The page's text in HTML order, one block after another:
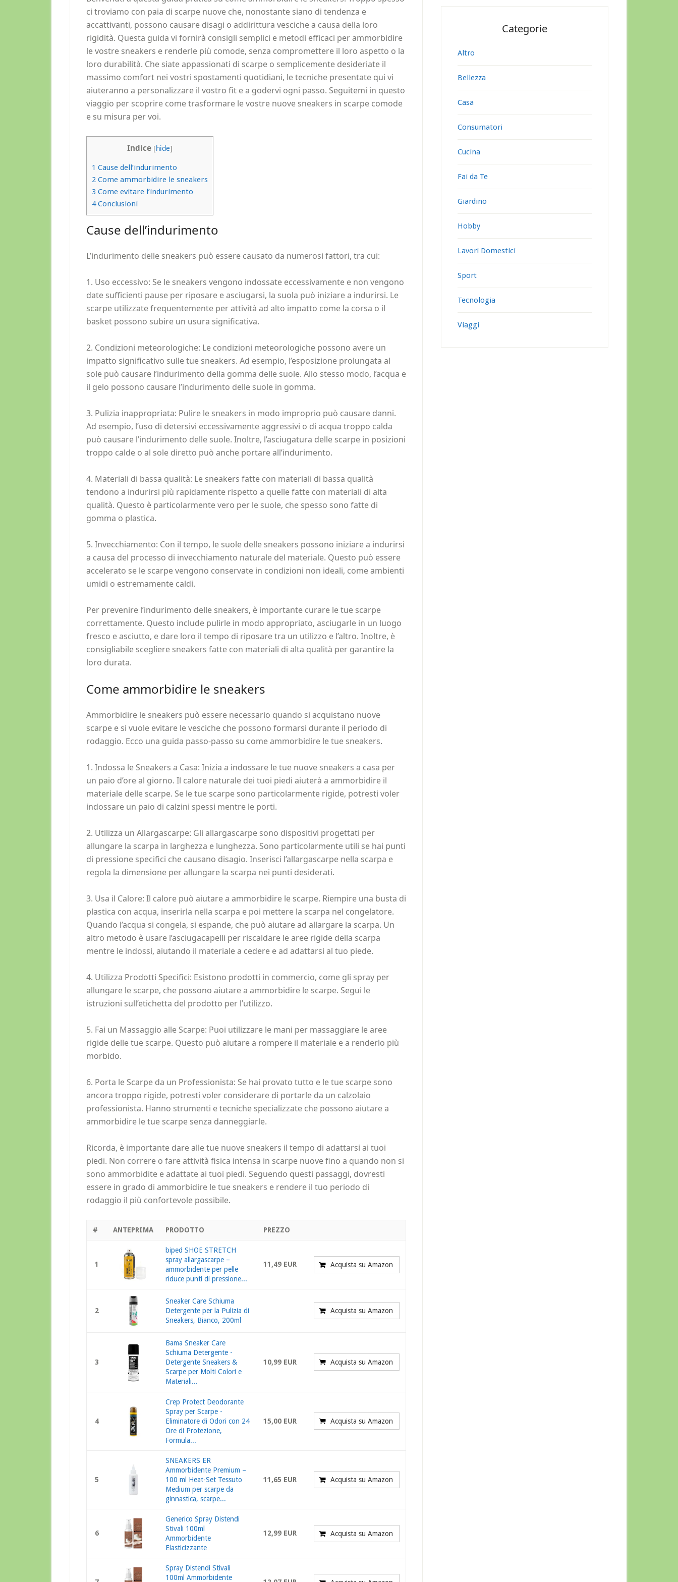
ci troviamo con paia di scarpe nuove che, nonostante siano di tendenza e
accattivanti, possono causare disagi o addirittura vesciche a causa della loro
rigidità. Questa guida vi fornirà consigli semplici e metodi efficaci per ammorbidire
le vostre sneakers e renderle più comode, senza compromettere il loro aspetto o la
loro durabilità. Che siate appassionati di scarpe o semplicemente desideriate il
massimo comfort nei vostri spostamenti quotidiani, le tecniche presentate qui vi
aiuteranno a personalizzare il vostro fit e a godervi ogni passo. Seguitemi in questo
viaggio per scoprire come trasformare le vostre nuove sneakers in scarpe comode
e su misura per voi.
Indice [hide]
1 Cause dell’indurimento
2 Come ammorbidire le sneakers
3 Come evitare l’indurimento
4Conclusioni
Cause dell’indurimento
L’indurimento delle sneakers può essere causato da numerosi fattori, tra cui:
1. Uso eccessivo: Se le sneakers vengono indossate eccessivamente e non vengono
date sufficienti pause per riposare e asciugarsi, la suola può iniziare a indurirsi. Le
scarpe utilizzate frequentemente per attività ad alto impatto come la corsa o il
basket possono subire un usura significativa.
2. Condizioni meteorologiche: Le condizioni meteorologiche possono avere un
impatto significativo sulle tue sneakers. Ad esempio, l’esposizione prolungata al
sole può causare l’indurimento della gomma delle suole. Allo stesso modo, l’acqua e
il gelo possono causare l’indurimento delle suole in gomma.
3. Pulizia inappropriata: Pulire le sneakers in modo improprio può causare danni.
Ad esempio, l’uso di detersivi eccessivamente aggressivi o di acqua troppo calda
può causare l’indurimento delle suole. Inoltre, l’asciugatura delle scarpe in posizioni
troppo calde o al sole diretto può anche portare all’indurimento.
4. Materiali di bassa qualità: Le sneakers fatte con materiali di bassa qualità
tendono a indurirsi più rapidamente rispetto a quelle fatte con materiali di alta
qualità. Questo è particolarmente vero per le suole, che spesso sono fatte di
gomma o plastica.
5. Invecchiamento: Con il tempo, le suole delle sneakers possono iniziare a indurirsi
a causa del processo di invecchiamento naturale del materiale. Questo può essere
accelerato se le scarpe vengono conservate in condizioni non ideali, come ambienti
umidi o estremamente caldi.
Per prevenire l’indurimento delle sneakers, è importante curare le tue scarpe
correttamente. Questo include pulirle in modo appropriato, asciugarle in un luogo
fresco e asciutto, e dare loro il tempo di riposare tra un utilizzo e l’altro. Inoltre, è
consigliabile scegliere sneakers fatte con materiali di alta qualità per garantire la
loro durata.
Come ammorbidire le sneakers
Ammorbidire le sneakers può essere necessario quando si acquistano nuove
scarpe e si vuole evitare le vesciche che possono formarsi durante il periodo di
rodaggio. Ecco una guida passo-passo su come ammorbidire le tue sneakers.
1. Indossa le Sneakers a Casa: Inizia a indossare le tue nuove sneakers a casa per
un paio d’ore al giorno. Il calore naturale dei tuoi piedi aiuterà a ammorbidire il
materiale delle scarpe. Se le tue scarpe sono particolarmente rigide, potresti voler
indossare un paio di calzini spessi mentre le porti.
2. Utilizza un Allargascarpe: Gli allargascarpe sono dispositivi progettati per
allungare la scarpa in larghezza e lunghezza. Sono particolarmente utili se hai punti
di pressione specifici che causano disagio. Inserisci l’allargascarpe nella scarpa e
regola la dimensione per allungare la scarpa nei punti desiderati.
3. Usa il Calore: Il calore può aiutare a ammorbidire le scarpe. Riempire una busta di
plastica con acqua, inserirla nella scarpa e poi mettere la scarpa nel congelatore.
Quando l’acqua si congela, si espande, che può aiutare ad allargare la scarpa. Un
altro metodo è usare l’asciugacapelli per riscaldare le aree rigide della scarpa
mentre le indossi, aiutando il materiale a cedere e ad adattarsi al tuo piede.
4. Utilizza Prodotti Specifici: Esistono prodotti in commercio, come gli spray per
allungare le scarpe, che possono aiutare a ammorbidire le scarpe. Segui le
istruzioni sull’etichetta del prodotto per l’utilizzo.
5. Fai un Massaggio alle Scarpe: Puoi utilizzare le mani per massaggiare le aree
rigide delle tue scarpe. Questo può aiutare a rompere il materiale e a renderlo più
morbido.
6. Porta le Scarpe da un Professionista: Se hai provato tutto e le tue scarpe sono
ancora troppo rigide, potresti voler considerare di portarle da un calzolaio
professionista. Hanno strumenti e tecniche specializzate che possono aiutare a
ammorbidire le tue scarpe senza danneggiarle.
Ricorda, è importante dare alle tue nuove sneakers il tempo di adattarsi ai tuoi
piedi. Non correre o fare attività fisica intensa in scarpe nuove fino a quando non si
sono ammorbidite e adattate ai tuoi piedi. Seguendo questi passaggi, dovresti
essere in grado di ammorbidire le tue sneakers e rendere il tuo periodo di
rodaggio il più confortevole possibile.
# ANTEPRIMA PRODOTTO PREZZO
1
biped SHOE STRETCH
spray allargascarpe –
ammorbidente per pelle
riduce punti di pressione...
11,49 EUR Acquista su Amazon
2
Sneaker Care Schiuma
Detergente per la Pulizia di
Sneakers, Bianco, 200ml
Acquista su Amazon
3
Bama Sneaker Care
Schiuma Detergente -
Detergente Sneakers &
Scarpe per Molti Colori e
Materiali...
10,99 EUR Acquista su Amazon
4
Crep Protect Deodorante
Spray per Scarpe -
Eliminatore di Odori con 24
Ore di Protezione,
Formula...
15,00 EUR Acquista su Amazon
5
SNEAKERS ER
Ammorbidente Premium –
100 ml Heat-Set Tessuto
Medium per scarpe da
ginnastica, scarpe...
11,65 EUR Acquista su Amazon
6
Generico Spray Distendi
Stivali 100ml
Ammorbidente
Elasticizzante
12,99 EUR Acquista su Amazon
Spray Distendi Stivali
100ml Ammorbidente
Categorie
Altro
Bellezza
Casa
Consumatori
Cucina
Fai da Te
Giardino
Hobby
Lavori Domestici
Sport
Tecnologia
Viaggi